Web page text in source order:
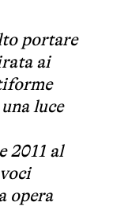
portare
ai
luce
2011 al
opera